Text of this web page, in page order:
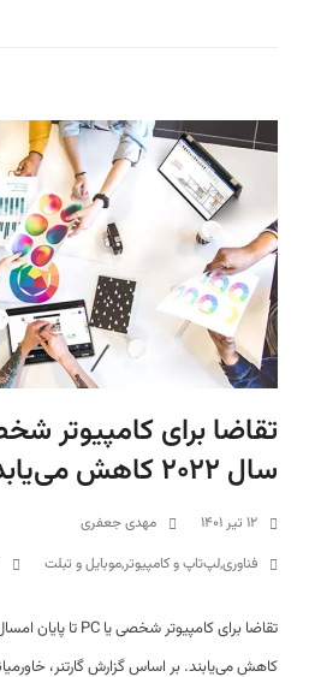
سال ۲۰۲۲ کاهش می‌یابد
۱۲ تیر ۱۴۰۱
مهدی جعفری
فناوری,لپ‌تاپ و کامپیوتر,موبایل و تبلت